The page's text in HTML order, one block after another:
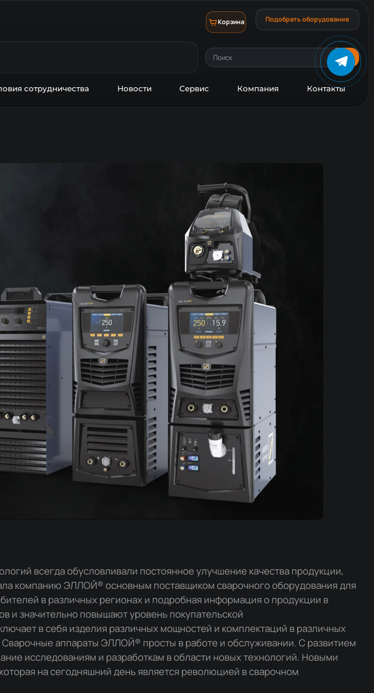
Корзина Подобрать оборудование
сотрудничества Новости Сервис Компания Контакты
всегда обусловливали постоянное улучшение качества продукции,
компанию ЭЛЛОЙ® основным поставщиком сварочного оборудования для
в различных регионах и подробная информация о продукции в
и значительно повышают уровень покупательской
в себя изделия различных мощностей и комплектаций в различных
аппараты ЭЛЛОЙ® просты в работе и обслуживании. С развитием
исследованиям и разработкам в области новых технологий. Новыми
на сегодняшний день является революцией в сварочном